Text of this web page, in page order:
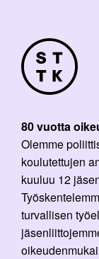
80 vuotta
Olemme
koulutettujen
kuuluu 12
turvallisen